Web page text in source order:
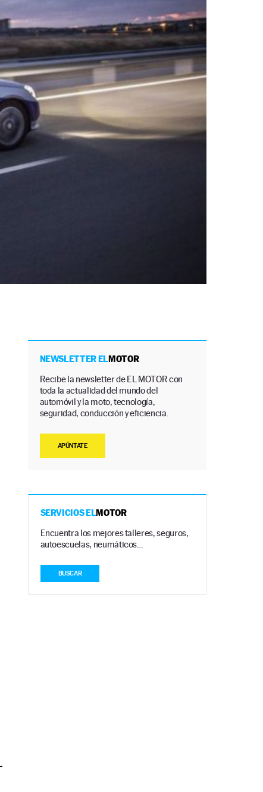
NEWSLETTER ELMOTOR
Recibe la newsletter de EL MOTOR con
toda la actualidad del mundo del
automóvil y la moto, tecnología,
seguridad, conducción y eficiencia.
APÚNTATE
SERVICIOS ELMOTOR
Encuentra los mejores talleres, seguros,
autoescuelas, neumáticos…
BUSCAR